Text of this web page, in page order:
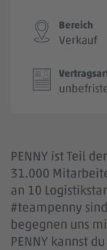
Bereich
Verkauf
PENNY ist Teil
31.000
an 10
#teampenny
begegnen uns
PENNY kannst